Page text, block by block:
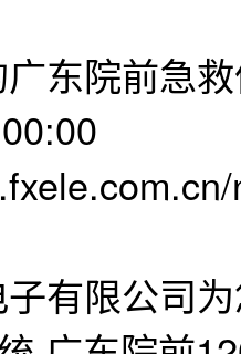
东院前急
有限公司